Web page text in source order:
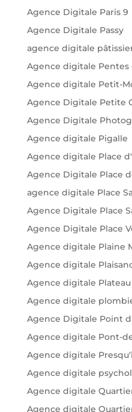
Agence Digitale Paris 9
Agence Digitale Passy
agence digitale
Agence digitale Pentes
Agence digitale Petit-
Agence Digitale Petite
Agence Digitale
Agence digitale Pigalle
Agence digitale Place
Agence Digitale Place
agence digitale Place
Agence Digitale Place
Agence Digitale Place
Agence digitale Plaine
Agence digitale
Agence digitale
Agence digitale
Agence Digitale Point
Agence digitale Pont-
Agence digitale
Agence digitale
Agence digitale
Agence digitale